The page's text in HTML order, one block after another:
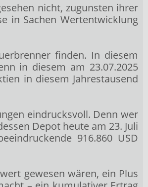
nicht, zugunsten ihrer
in Sachen Wertentwicklung
finden. In diesem
in diesem am 23.07.2025
in diesem Jahrestausend
eindrucksvoll. Denn wer
Depot heute am 23. Juli
916.860 USD
gewesen wären, ein Plus